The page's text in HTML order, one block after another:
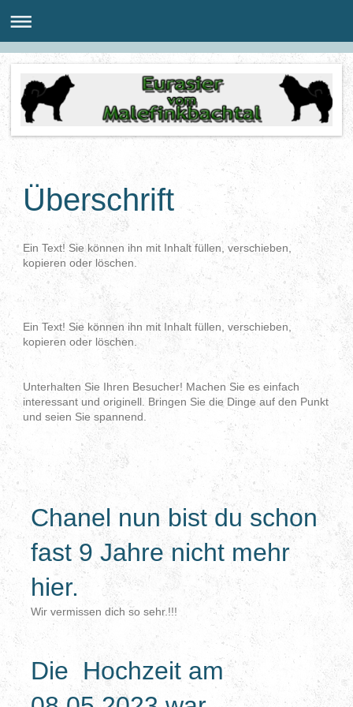
Überschrift
Ein Text! Sie können ihn mit Inhalt füllen, verschieben,
kopieren oder löschen.
Ein Text! Sie können ihn mit Inhalt füllen, verschieben,
kopieren oder löschen.
Unterhalten Sie Ihren Besucher! Machen Sie es einfach
interessant und originell. Bringen Sie die Dinge auf den Punkt
und seien Sie spannend.
Chanel nun bist du schon
fast 9 Jahre nicht mehr
hier.
Wir vermissen dich so sehr.!!!
Die Hochzeit am